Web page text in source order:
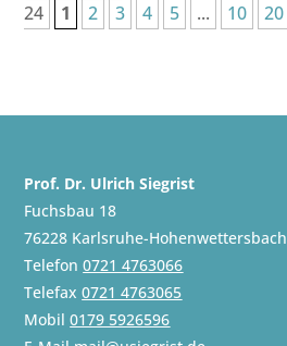
24
1 2 3 4 5 ... 10 20
Prof. Dr. Ulrich Siegrist
Fuchsbau 18
76228 Karlsruhe-Hohenwettersbach
Telefon0721 4763066
Telefax0721 4763065
Mobil0179 5926596